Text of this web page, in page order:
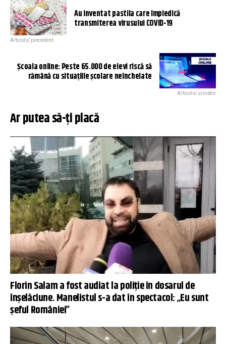
Au inventat pastila care împiedică
transmiterea virusului COVID-19
Articolul precedent
Școala online: Peste 65.000 de elevi riscă să
rămână cu situațiile școlare neîncheiate
Articolul următor
Ar putea să-ți placă
Florin Salam a fost audiat la poliție în dosarul de
înșelăciune. Manelistul s-a dat în spectacol: „Eu sunt
șeful României”